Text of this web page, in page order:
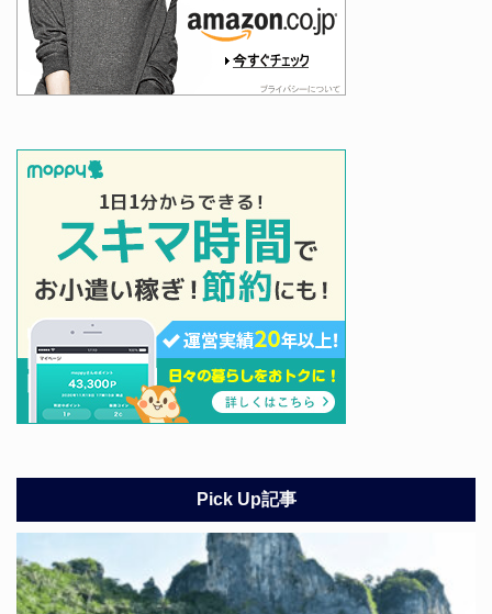
Pick Up記事